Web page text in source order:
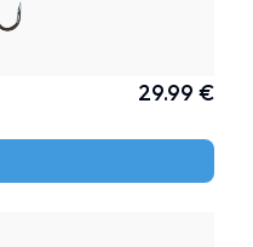
29.99 €